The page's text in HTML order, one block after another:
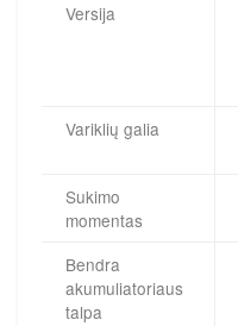
Versija
Variklių galia
Sukimo
momentas
Bendra
akumuliatoriaus
talpa